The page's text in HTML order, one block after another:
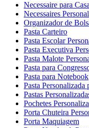
Necessaire para
Necessaires
Organizador de
Pasta Carteiro
Pasta Escolar
Pasta Executiva
Pasta Malote
Pasta para
Pasta para Notebook
Pasta Personalizada
Pastas
Pochetes
Porta Chuteira
Porta Maquiagem